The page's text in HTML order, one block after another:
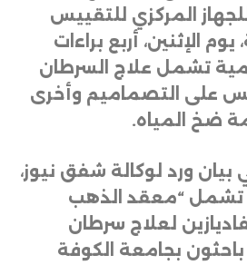
المركزي للتقييس
الإثنين، أربع براءات
علمية تشمل علاج السرطان
على التصماميم وأخرى
ضخ المياه.
بيان ورد لوكالة شفق نيوز،
تشمل “معقد الذهب
لعلاج سرطان
باحثون بجامعة الكوفة